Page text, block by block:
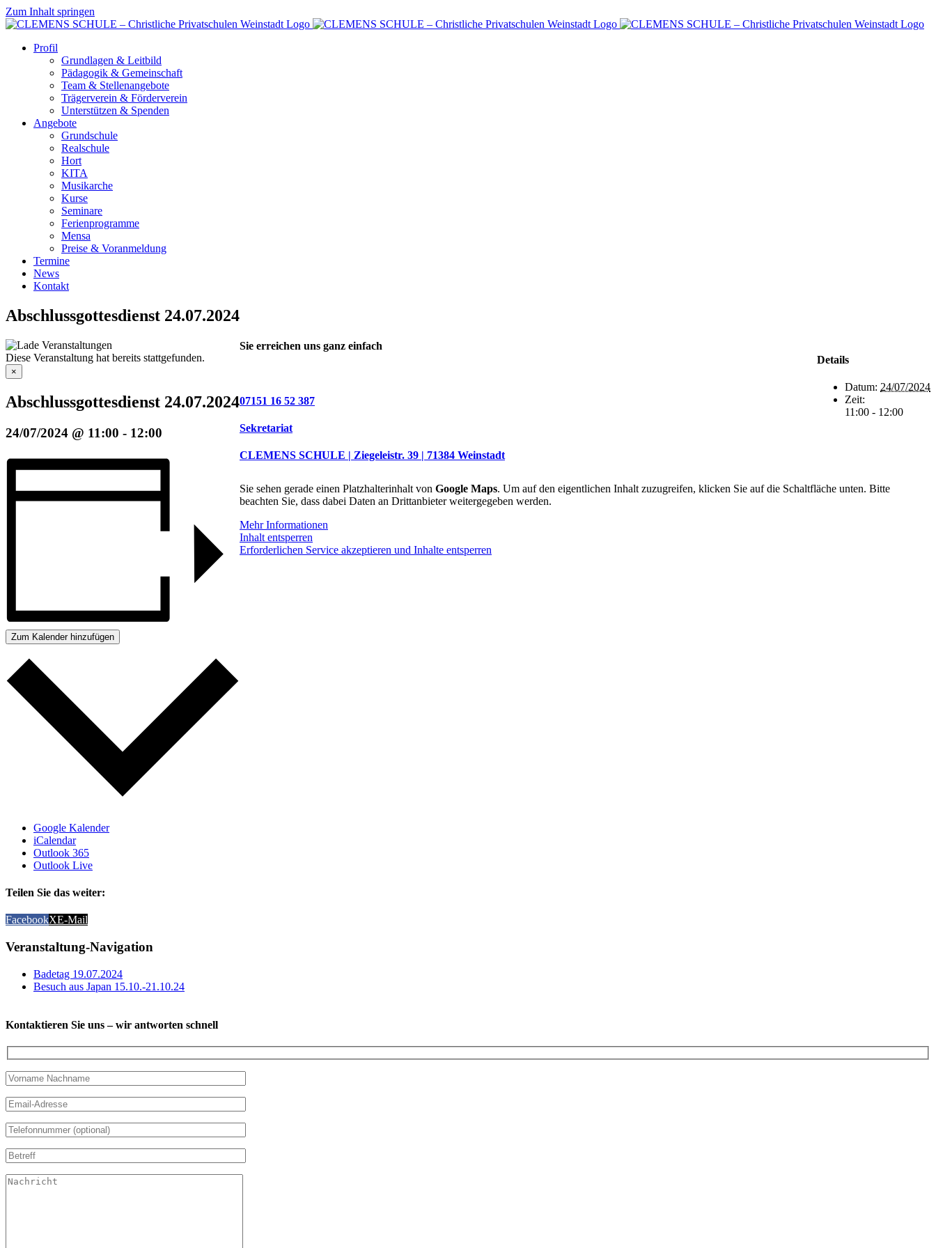
Zum Inhalt springen
Profil
Grundlagen & Leitbild
Pädagogik & Gemeinschaft
Team & Stellenangebote
Trägerverein & Förderverein
Unterstützen & Spenden
Angebote
Grundschule
Realschule
Hort
KITA
Musikarche
Kurse
Seminare
Ferienprogramme
Mensa
Preise & Voranmeldung
Termine
News
Kontakt
Abschlussgottesdienst 24.07.2024
Diese Veranstaltung hat bereits stattgefunden.
×
Abschlussgottesdienst 24.07.2024
24/07/2024 @ 11:00 - 12:00
Zum Kalender hinzufügen
Google Kalender
iCalendar
Outlook 365
Outlook Live
Teilen Sie das weiter:
FacebookXE-Mail
Veranstaltung-Navigation
Badetag 19.07.2024
Besuch aus Japan 15.10.-21.10.24
Details
Datum: 24/07/2024
Zeit:
11:00 - 12:00
Sie erreichen uns ganz einfach
07151 16 52 387
Sekretariat
CLEMENS SCHULE | Ziegeleistr. 39 | 71384 Weinstadt
Sie sehen gerade einen Platzhalterinhalt von Google Maps. Um auf den eigentlichen Inhalt zuzugreifen, klicken Sie auf die Schaltfläche unten. Bitte
beachten Sie, dass dabei Daten an Drittanbieter weitergegeben werden.
Mehr Informationen
Inhalt entsperren
Erforderlichen Service akzeptieren und Inhalte entsperren
Kontaktieren Sie uns – wir antworten schnell